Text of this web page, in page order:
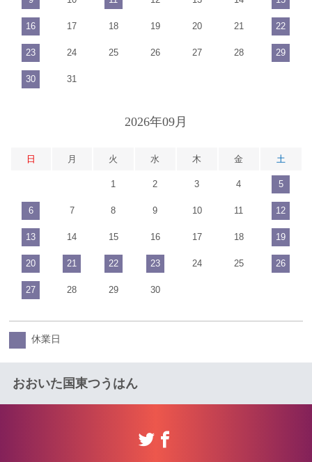
16 17 18 19 20 21 22
23 24 25 26 27 28 29
30 31
2026年09月
日 月 火 水 木 金 土
1 2 3 4 5
6 7 8 9 10 11 12
13 14 15 16 17 18 19
20 21 22 23 24 25 26
27 28 29 30
休業日
おおいた国東つうはん